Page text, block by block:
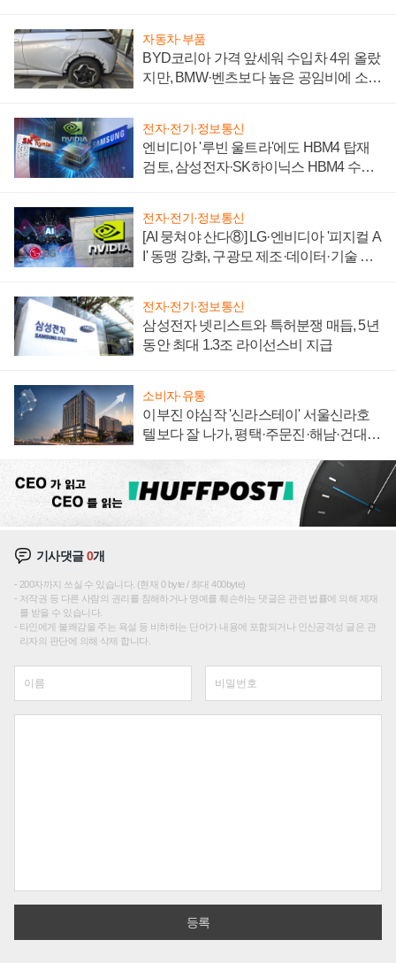
자동차·부품
BYD코리아 가격 앞세워 수입차 4위 올랐
지만, BMW·벤츠보다 높은 공임비에 소비
전자·전기·정보통신
엔비디아 '루빈 울트라'에도 HBM4 탑재
검토, 삼성전자·SK하이닉스 HBM4 수율
전자·전기·정보통신
[AI 뭉쳐야 산다⑧] LG·엔비디아 '피지컬 A
I' 동맹 강화, 구광모 제조·데이터·기술 결
전자·전기·정보통신
삼성전자 넷리스트와 특허분쟁 매듭, 5년
동안 최대 1.3조 라이선스비 지급
소비자·유통
이부진 야심작 '신라스테이' 서울신라호
텔보다 잘 나가, 평택·주문진·해남·건대로
기사댓글0개
200자까지 쓰실 수 있습니다. (현재 0 byte / 최대 400byte)
저작권 등 다른 사람의 권리를 침해하거나 명예를 훼손하는 댓글은 관련 법률에 의해 제재
를 받을 수 있습니다.
타인에게 불쾌감을 주는 욕설 등 비하하는 단어가 내용에 포함되거나 인신공격성 글은 관
리자의 판단에 의해 삭제 합니다.